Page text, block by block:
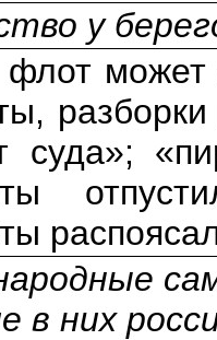
у
может
суда»;
в них